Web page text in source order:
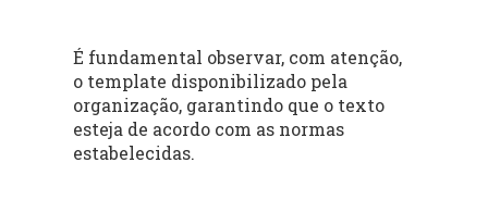
É fundamental observar, com atenção,
o template disponibilizado pela
organização, garantindo que o texto
esteja de acordo com as normas
estabelecidas.